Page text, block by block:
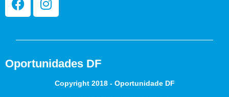
Oportunidades DF
Copyright 2018 - Oportunidade DF